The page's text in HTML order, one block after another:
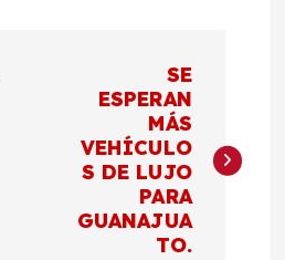
SE
ESPERAN
MÁS
VEHÍCULO
S DE LUJO
PARA
GUANAJUA
TO.